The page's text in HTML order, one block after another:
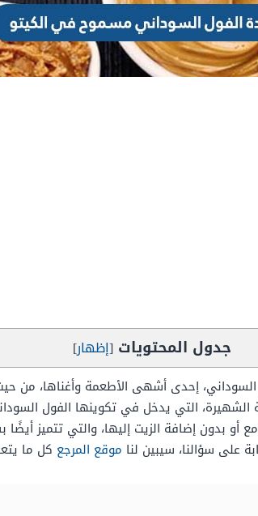
جدول المحتويات [إظهار]
إحدى أشهى الأطعمة وأغناها، من
الشهيرة، التي يدخل في تكوينها الفول
بدون إضافة الزيت إليها، والتي تتميز أيضًا
على سؤالنا، سيبين لنا موقع المرجع كل ما